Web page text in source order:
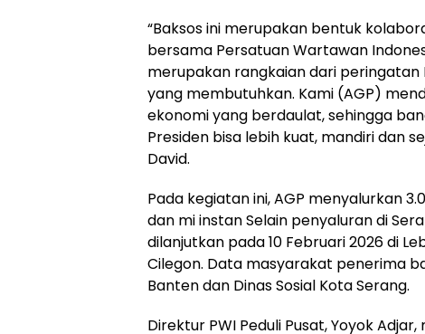
“Baksos ini merupakan bentuk
bersama Persatuan Wartawan
merupakan rangkaian dari
yang membutuhkan. Kami (AGP)
ekonomi yang berdaulat, sehingga
Presiden bisa lebih kuat, mandiri dan
David.
Pada kegiatan ini, AGP menyalurkan
dan mi instan Selain penyaluran di
dilanjutkan pada 10 Februari 2026 di
Cilegon. Data masyarakat penerima
Banten dan Dinas Sosial Kota Serang.
Direktur PWI Peduli Pusat, Yoyok